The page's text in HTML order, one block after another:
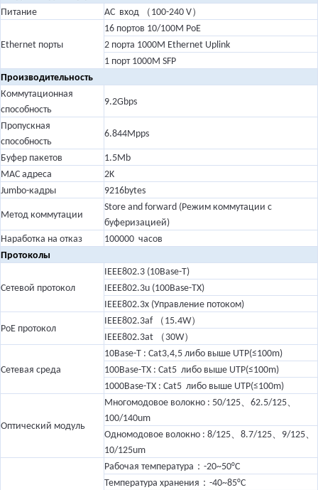
Питание
AC вход （ 100-240 V）
Ethernet порты
16 портов 10/100M PoE
2 порта 1000M Ethernet Uplink
1 порт 1000M SFP
Производительность
Коммутационная
способность
9.2Gbps
Пропускная
способность
6.844Mpps
Буфер пакетов
1.5Mb
MAC адреса
2K
Jumbo-кадры
9216bytes
Метод коммутации
Store and forward (Режим коммутации с
буферизацией)
Наработка на отказ
100000 часов
Протоколы
Сетевой протокол
IEEE802.3 (10Base-T)
IEEE802.3u (100Base-TX)
IEEE802.3x (Управление потоком)
PoE протокол
IEEE802.3af （ 15.4W）
IEEE802.3at
（ 30W）
Сетевая среда
10Base-T : Cat3,4,5 либо выше UTP(≤100m)
100Base-TX : Cat5 либо выше UTP(≤100m)
1000Base-TX : Cat5 либо выше UTP(≤100m)
Оптический модуль
Многомодовое волокно : 50/125、62.5/125、
100/140um
Одномодовое волокно : 8/125、8.7/125、 9/125、
10/125um
Рабочая температура ：-20~50°C
Температура хранения ：-40~85°C